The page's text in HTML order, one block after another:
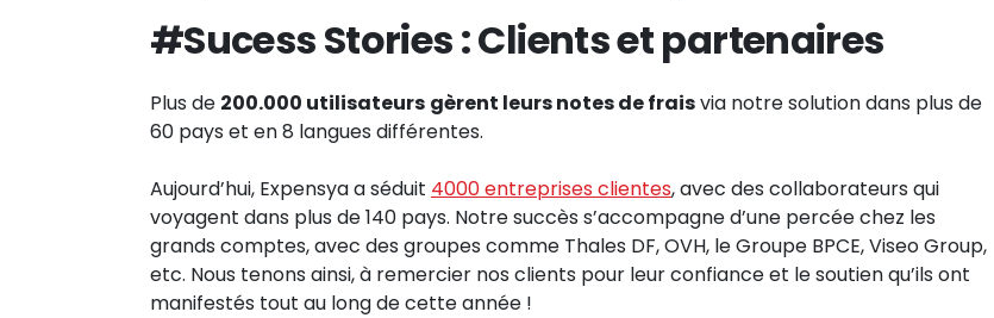
#Sucess Stories :Clients et partenaires
Plus de 200.000 utilisateurs gèrent leurs notes de fraisvia notre solution dans plus de
60 pays et en 8 langues différentes.
Aujourd’hui, Expensya a séduit 4000 entreprises clientes, avec des collaborateurs qui
voyagent dans plus de 140 pays. Notre succès s’accompagne d’une percée chez les
grands comptes, avec des groupes comme Thales DF, OVH, le Groupe BPCE, Viseo Group,
etc. Nous tenons ainsi, à remercier nos clients pour leur confiance et le soutien qu’ils ont
manifestés tout au long de cette année !